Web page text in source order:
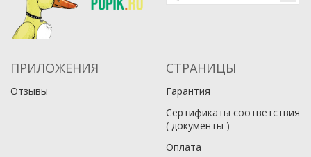
ПРИЛОЖЕНИЯ
Отзывы
СТРАНИЦЫ
Гарантия
Сертификаты соответствия
( документы )
Оплата